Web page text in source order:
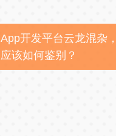
App开发平台云龙混杂，
应该如何鉴别？